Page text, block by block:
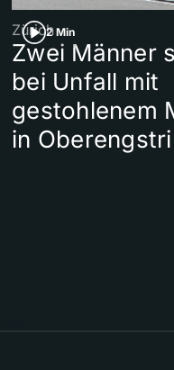
2 Min
Zürich
Zwei Männer
bei Unfall mit
gestohlenem
in